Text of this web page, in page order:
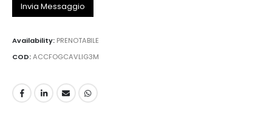
Availability: PRENOTABILE
COD:ACCFOGCAVLIG3M